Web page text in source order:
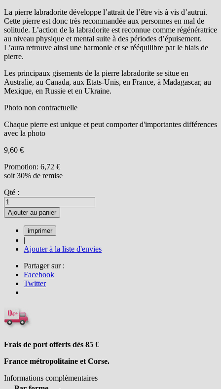
La pierre labradorite développe l’attrait de l’être vis à vis d’autrui.
Cette pierre est donc très recommandée aux personnes en mal de
solitude. L’action de la labradorite est reconnue comme régénératrice
au niveau physique et mental suite à des périodes d’épuisement.
L’aura retrouve ainsi une harmonie et se rééquilibre par le biais de
pierre.
Les principaux gisements de la pierre labradorite se situe en
Australie, au Canada, aux Etats-Unis, en France, à Madagascar, au
Mexique, en Russie et en Ukraine.
Photo non contractuelle
Chaque pierre est unique et peut comporter d'importantes différences
avec la photo
9,60 €
Promotion: 6,72 €
soit 30% de remise
Qté :
Ajouter au panier
|
Ajouter à la liste d'envies
Partager sur :
Facebook
Twitter
Frais de port offerts dès 85 €
France métropolitaine et Corse.
Informations complémentaires